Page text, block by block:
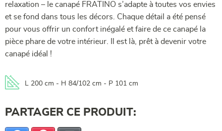
relaxation – le canapé FRATINO s’adapte à toutes vos envies
et se fond dans tous les décors. Chaque détail a été pensé
pour vous offrir un confort inégalé et faire de ce canapé la
pièce phare de votre intérieur. Il est là, prêt à devenir votre
canapé idéal !
L 200 cm - H 84/102 cm - P 101 cm
PARTAGER CE PRODUIT: